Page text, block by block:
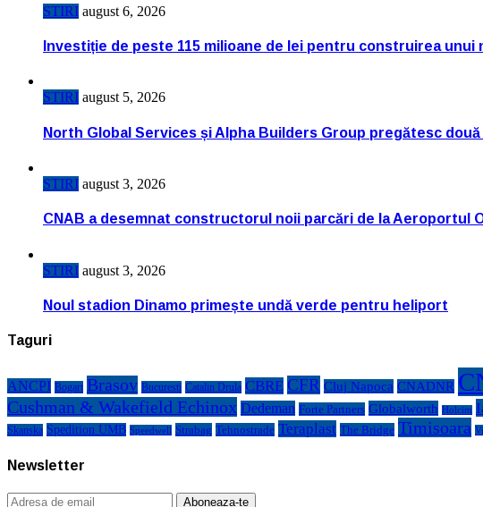
STIRI august 6, 2026
Investiție de peste 115 milioane de lei pentru construirea unui
STIRI august 5, 2026
North Global Services și Alpha Builders Group pregătesc
STIRI august 3, 2026
CNAB a desemnat constructorul noii parcări de la Aeroportul
STIRI august 3, 2026
Noul stadion Dinamo primește undă verde pentru heliport
Taguri
ANCPI Bogart Brasov Bucuresti Catalin Drula CBRE CFR Cluj Napoca CNADNR
Cushman & Wakefield Echinox Dedeman Forte Partners Globalworth Holcim
Skanska Spedition UMB Speedwell Strabag Tehnostrade Teraplast The Bridge Timisoara
Newsletter